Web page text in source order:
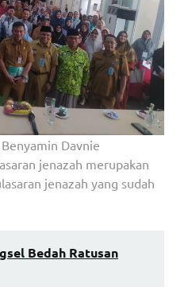
Davnie
jenazah merupakan
jenazah yang sudah
Bedah Ratusan